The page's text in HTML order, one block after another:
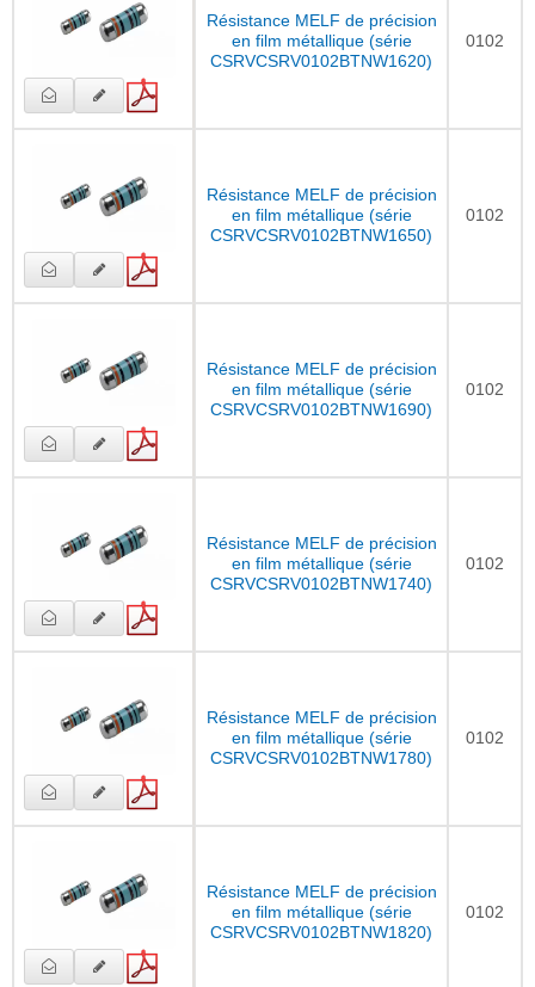
Résistance MELF de précision
en film métallique (série
CSRVCSRV0102BTNW1620)
0102
Résistance MELF de précision
en film métallique (série
CSRVCSRV0102BTNW1650)
0102
Résistance MELF de précision
en film métallique (série
CSRVCSRV0102BTNW1690)
0102
Résistance MELF de précision
en film métallique (série
CSRVCSRV0102BTNW1740)
0102
Résistance MELF de précision
en film métallique (série
CSRVCSRV0102BTNW1780)
0102
Résistance MELF de précision
en film métallique (série
CSRVCSRV0102BTNW1820)
0102